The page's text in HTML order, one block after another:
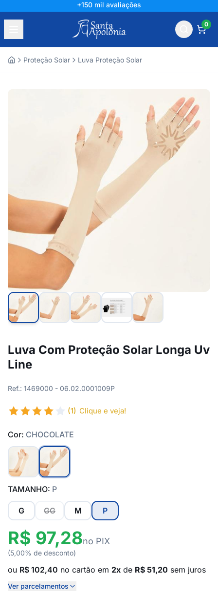
+150 mil avaliações
0
Proteção Solar Luva Proteção Solar
Luva Com Proteção Solar Longa Uv
Line
Ref.: 1469000 - 06.02.0001009P
(1) Clique e veja!
Cor: CHOCOLATE
TAMANHO: P
G GG M P
R$ 97,28no PIX
(5,00% de desconto)
ou R$ 102,40 no cartão em 2x de R$ 51,20 sem juros
Ver parcelamentos